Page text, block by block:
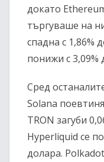
докато
търгуваше на
спадна с 1,86%
понижи с 3,09%
Сред
Solana
TRON загуби
Hyperliquid се
долара.